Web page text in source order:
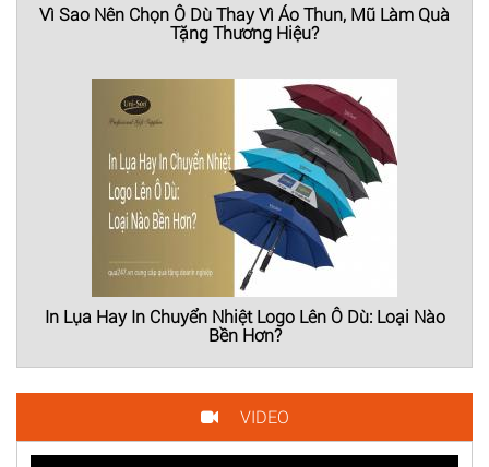
Vì Sao Nên Chọn Ô Dù Thay Vì Áo Thun, Mũ Làm Quà
Tặng Thương Hiệu?
In Lụa Hay In Chuyển Nhiệt Logo Lên Ô Dù: Loại Nào
Bền Hơn?
VIDEO